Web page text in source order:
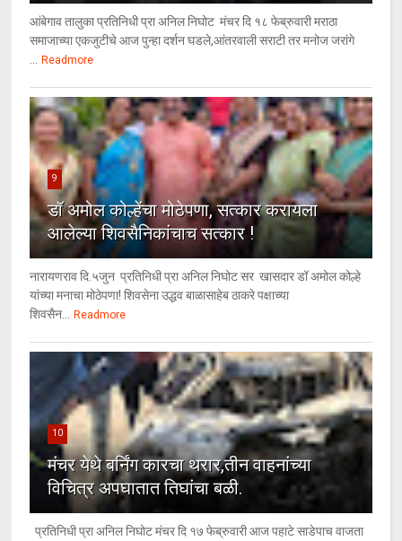
आंबेगाव तालुका प्रतिनिधी प्रा अनिल निघोट मंचर दि १८ फेब्रुवारी मराठा
समाजाच्या एकजुटीचे आज पुन्हा दर्शन घडले,आंतरवाली सराटी तर मनोज जरांगे
... Readmore
9
डॉ अमोल कोल्हेंचा मोठेपणा, सत्कार करायला
आलेल्या शिवसैनिकांचाच सत्कार !
नारायणराव दि.५जुन प्रतिनिधी प्रा अनिल निघोट सर खासदार डॉ अमोल कोल्हे
यांच्या मनाचा मोठेपणा! शिवसेना उद्धव बाळासाहेब ठाकरे पक्षाच्या
शिवसैन... Readmore
10
मंचर येथे बर्निंग कारचा थरार,तीन वाहनांच्या
विचित्र अपघातात तिघांचा बळी.
प्रतिनिधी प्रा अनिल निघोट मंचर दि १७ फेब्रुवारी आज पहाटे साडेपाच वाजता